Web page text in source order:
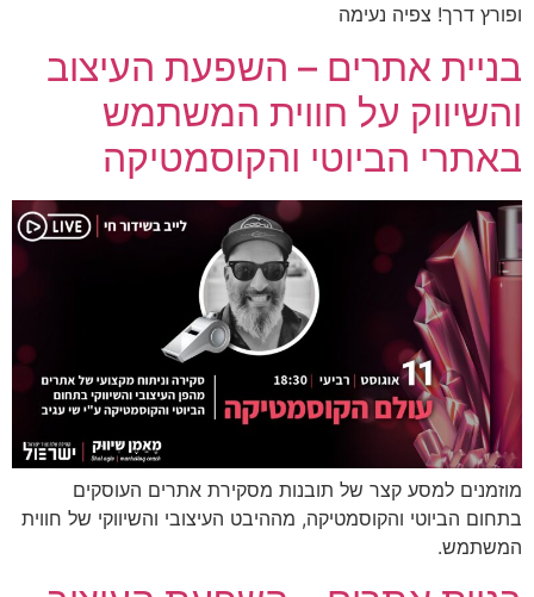
ופורץ דרך! צפיה נעימה
בניית אתרים – השפעת העיצוב
והשיווק על חווית המשתמש
באתרי הביוטי והקוסמטיקה
מוזמנים למסע קצר של תובנות מסקירת אתרים העוסקים
בתחום הביוטי והקוסמטיקה, מההיבט העיצובי והשיווקי של חווית
המשתמש.